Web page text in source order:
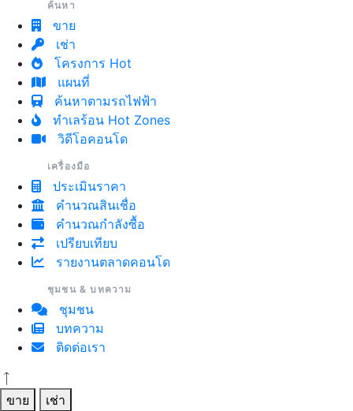
ค้นหา
ขาย
เช่า
โครงการ Hot
แผนที่
ค้นหาตามรถไฟฟ้า
ทำเลร้อน Hot Zones
วิดีโอคอนโด
เครื่องมือ
ประเมินราคา
คำนวณสินเชื่อ
คำนวณกำลังซื้อ
เปรียบเทียบ
รายงานตลาดคอนโด
ชุมชน & บทความ
ชุมชน
บทความ
ติดต่อเรา
ขาย เช่า